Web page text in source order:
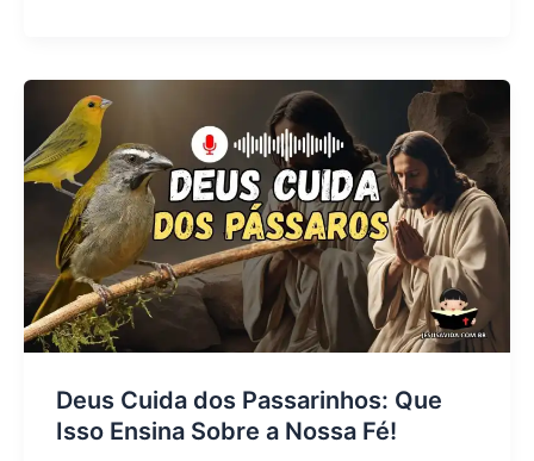
Deus Cuida dos Passarinhos: Que
Isso Ensina Sobre a Nossa Fé!